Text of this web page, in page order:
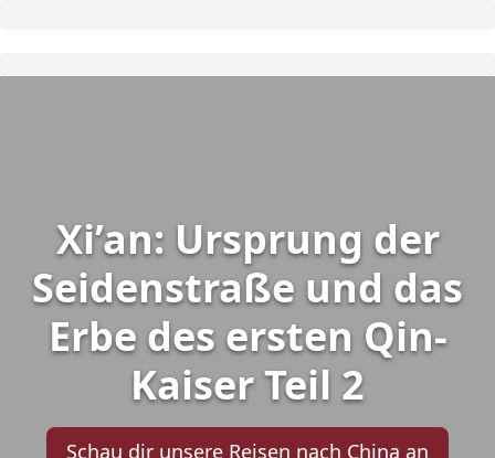
Xi’an: Ursprung der
Seidenstraße und das
Erbe des ersten Qin-
Kaiser Teil 2
Schau dir unsere Reisen nach China an